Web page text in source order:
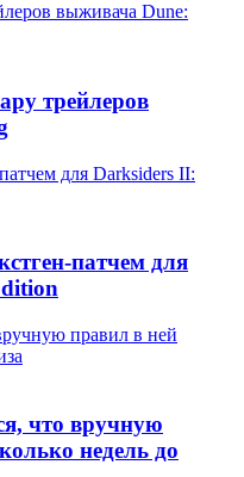
выживача Dune:
трейлеров
для Darksiders II:
патчем для
правил в ней
что вручную
недель до